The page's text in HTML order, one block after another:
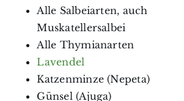
Alle Salbeiarten, auch
Muskatellersalbei
Alle Thymianarten
Lavendel
Katzenminze (Nepeta)
Günsel (Ajuga)